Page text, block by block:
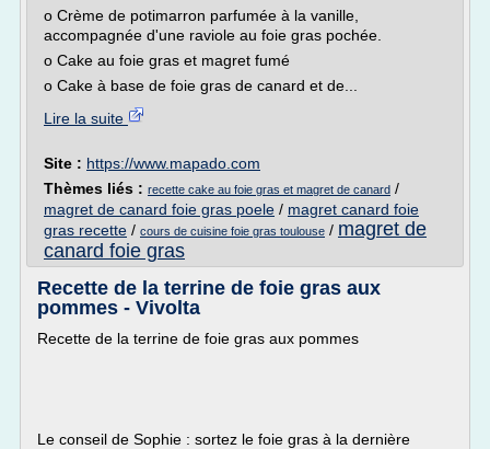
o Crème de potimarron parfumée à la vanille,
accompagnée d'une raviole au foie gras pochée.
o Cake au foie gras et magret fumé
o Cake à base de foie gras de canard et de...
Lire la suite
Site : https://www.mapado.com
Thèmes liés : recette cake au foie gras et magret de canard /
magret de canard foie gras poele / magret canard foie
gras recette / cours de cuisine foie gras toulouse / magret de
canard foie gras
Recette de la terrine de foie gras aux
pommes - Vivolta
Recette de la terrine de foie gras aux pommes
Le conseil de Sophie : sortez le foie gras à la dernière